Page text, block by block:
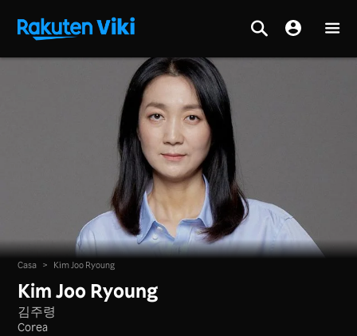
Casa > Kim Joo Ryoung
Kim Joo Ryoung
김주령
Corea